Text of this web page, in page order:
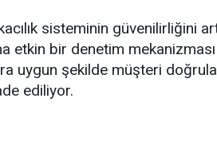
sisteminin güvenilirliğini
etkin bir denetim mekanizması
uygun şekilde müşteri
ediliyor.